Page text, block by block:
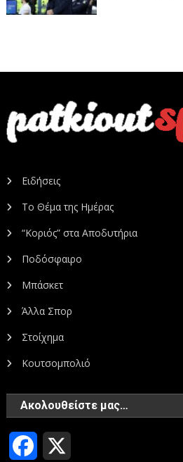
Ειδήσεις
Το Θέμα της Ημέρας
“Κοριός” στα Αποδυτήρια
Ποδόσφαιρο
Μπάσκετ
Άλλα Σπορ
Στοίχημα
Κουτσομπολιό
Ακολουθείστε μας…
Facebook